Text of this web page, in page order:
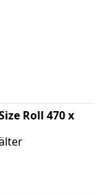
Roll 470 x